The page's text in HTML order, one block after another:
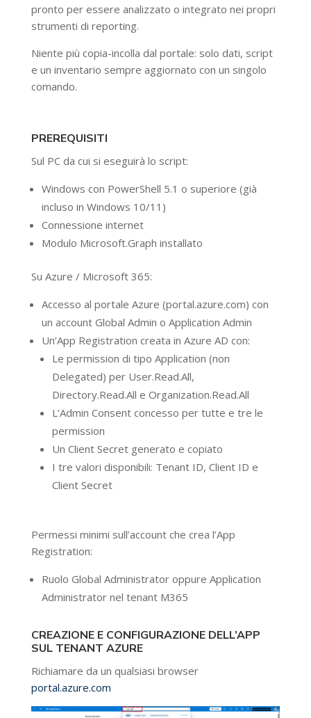
pronto per essere analizzato o integrato nei propri
strumenti di reporting.
Niente più copia-incolla dal portale: solo dati, script
e un inventario sempre aggiornato con un singolo
comando.
PREREQUISITI
Sul PC da cui si eseguirà lo script:
Windows con PowerShell 5.1 o superiore (già
incluso in Windows 10/11)
Connessione internet
Modulo Microsoft.Graph installato
Su Azure / Microsoft 365:
Accesso al portale Azure (portal.azure.com) con
un account Global Admin o Application Admin
Un’App Registration creata in Azure AD con:
Le permission di tipo Application (non
Delegated) per User.Read.All,
Directory.Read.All e Organization.Read.All
L’Admin Consent concesso per tutte e tre le
permission
Un Client Secret generato e copiato
I tre valori disponibili: Tenant ID, Client ID e
Client Secret
Permessi minimi sull’account che crea l’App
Registration:
Ruolo Global Administrator oppure Application
Administrator nel tenant M365
CREAZIONE E CONFIGURAZIONE DELL’APP
SUL TENANT AZURE
Richiamare da un qualsiasi browser
portal.azure.com